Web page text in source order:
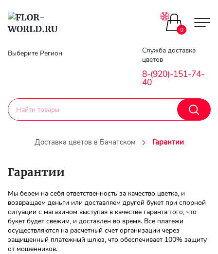
Главная
Доставка
кобинет
Выберите Регион
Служба доставка
цветов
8-(920)-151-74-
40
0
Доставка цветов в Бачатском Гарантии
Гарантии
Мы берем на себя ответственность за качество цветка, и
возвращаем деньги или доставляем другой букет при спорной
ситуации с магазином выступая в качестве гаранта того, что
букет будет свежим, и доставлен во время. Все платежи
осуществляются на расчетный счет организации через
защищенный платежный шлюз, что обеспечивает 100% защиту
от мошенников.